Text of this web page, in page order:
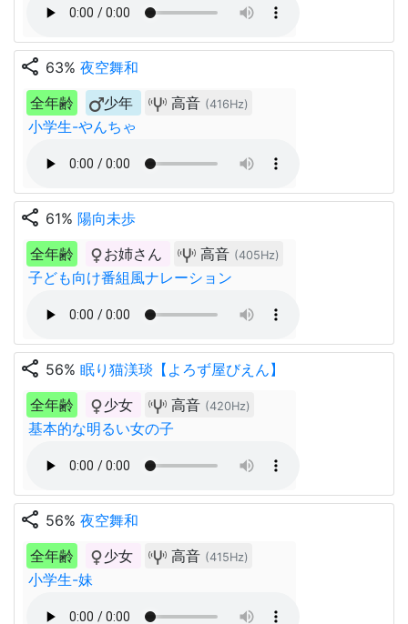
share 63% 夜空舞和
全年齢
少年 高音 (416Hz)
小学生-やんちゃ
share 61% 陽向未歩
全年齢
お姉さん 高音 (405Hz)
子ども向け番組風ナレーション
share 56% 眠り猫渼琰【よろず屋びえん】
全年齢
少女 高音 (420Hz)
基本的な明るい女の子
share 56% 夜空舞和
全年齢
少女 高音 (415Hz)
小学生-妹